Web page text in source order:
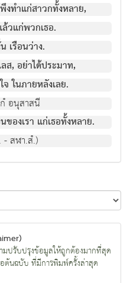
งทําแกสาวกทั้งหลาย,
วแกพวกเธอ.
เรือนวาง.
, อยาไดประมาท,
ใจ ในภายหลังเลย.
อนุสาสนี
องเรา แกเธอทั้งหลาย.
- สฬา.สํ.)
ปรับปรุงข้อมูลให้ถูกต้องมากที่สุด
ต้นฉบับ ที่มีการพิมพ์ครั้งล่าสุด